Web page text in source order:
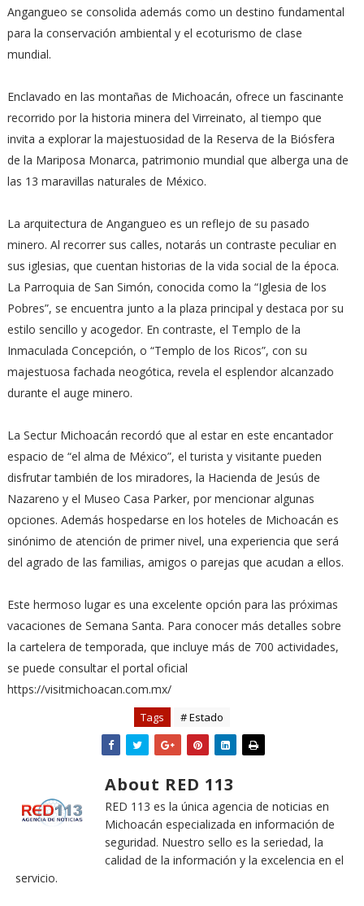
Angangueo se consolida además como un destino fundamental
para la conservación ambiental y el ecoturismo de clase
mundial.
Enclavado en las montañas de Michoacán, ofrece un fascinante
recorrido por la historia minera del Virreinato, al tiempo que
invita a explorar la majestuosidad de la Reserva de la Biósfera
de la Mariposa Monarca, patrimonio mundial que alberga una de
las 13 maravillas naturales de México.
La arquitectura de Angangueo es un reflejo de su pasado
minero. Al recorrer sus calles, notarás un contraste peculiar en
sus iglesias, que cuentan historias de la vida social de la época.
La Parroquia de San Simón, conocida como la “Iglesia de los
Pobres”, se encuentra junto a la plaza principal y destaca por su
estilo sencillo y acogedor. En contraste, el Templo de la
Inmaculada Concepción, o “Templo de los Ricos”, con su
majestuosa fachada neogótica, revela el esplendor alcanzado
durante el auge minero.
La Sectur Michoacán recordó que al estar en este encantador
espacio de “el alma de México”, el turista y visitante pueden
disfrutar también de los miradores, la Hacienda de Jesús de
Nazareno y el Museo Casa Parker, por mencionar algunas
opciones. Además hospedarse en los hoteles de Michoacán es
sinónimo de atención de primer nivel, una experiencia que será
del agrado de las familias, amigos o parejas que acudan a ellos.
Este hermoso lugar es una excelente opción para las próximas
vacaciones de Semana Santa. Para conocer más detalles sobre
la cartelera de temporada, que incluye más de 700 actividades,
se puede consultar el portal oficial
https://visitmichoacan.com.mx/
Tags # Estado
About RED 113
RED 113 es la única agencia de noticias en
Michoacán especializada en información de
seguridad. Nuestro sello es la seriedad, la
calidad de la información y la excelencia en el
servicio.